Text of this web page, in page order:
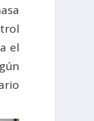
el